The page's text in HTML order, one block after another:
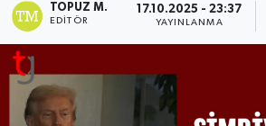
TOPUZ M.
EDITÖR
17.10.2025 - 23:37
YAYINLANMA